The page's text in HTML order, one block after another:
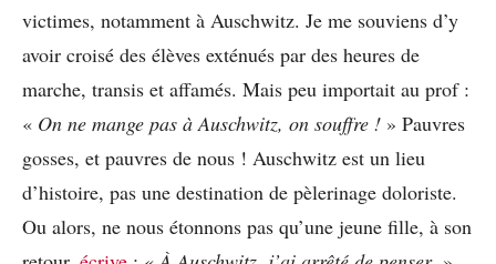
victimes, notamment à Auschwitz. Je me souviens d’y
avoir croisé des élèves exténués par des heures de
marche, transis et affamés. Mais peu importait au prof :
« On ne mange pas à Auschwitz, on souffre ! » Pauvres
gosses, et pauvres de nous ! Auschwitz est un lieu
d’histoire, pas une destination de pèlerinage doloriste.
Ou alors, ne nous étonnons pas qu’une jeune fille, à son